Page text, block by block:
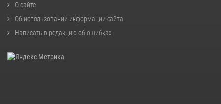
О сайте
Об использовании информации сайта
Написать в редакцию об ошибках